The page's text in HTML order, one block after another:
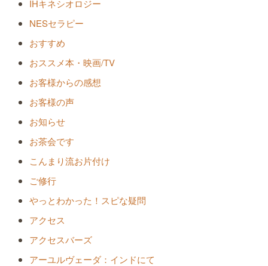
IHキネシオロジー
NESセラピー
おすすめ
おススメ本・映画/TV
お客様からの感想
お客様の声
お知らせ
お茶会です
こんまり流お片付け
ご修行
やっとわかった！スピな疑問
アクセス
アクセスバーズ
アーユルヴェーダ：インドにて